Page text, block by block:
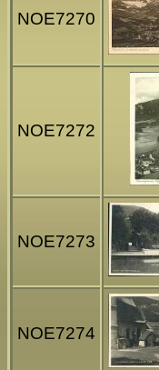
NOE7270
NOE7272
NOE7273
NOE7274